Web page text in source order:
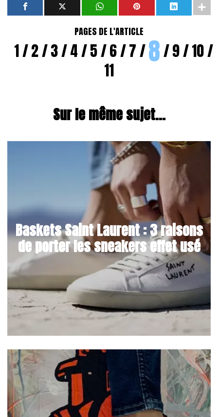
PAGES DE L'ARTICLE
1 2 3 4 5 6 7 8 9 10
11
Sur le même sujet...
Baskets Saint Laurent : 3 raisons
de porter les sneakers effet usé